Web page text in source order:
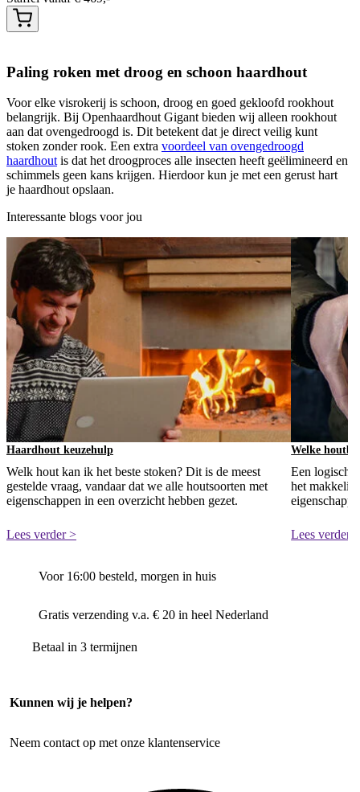
Paling roken met droog en schoon haardhout
Voor elke visrokerij is schoon, droog en goed gekloofd rookhout
belangrijk. Bij Openhaardhout Gigant bieden wij alleen rookhout
aan dat ovengedroogd is. Dit betekent dat je direct veilig kunt
stoken zonder rook. Een extra voordeel van ovengedroogd
haardhoutis dat het droogproces alle insecten heeft geëlimineerd en
schimmels geen kans krijgen. Hierdoor kun je met een gerust hart
je haardhout opslaan.
Interessante blogs voor jou
Haardhout keuzehulp
Welk hout kan ik het beste stoken? Dit is de meest
gestelde vraag, vandaar dat we alle houtsoorten met
eigenschappen in een overzicht hebben gezet.
Lees verder >
Welke
Een logische
het
Lees verder
Voor 16:00 besteld, morgen in huis
Gratis verzending v.a. € 20 in heel Nederland
Betaal in 3 termijnen
Kunnen wij je helpen?
Neem contact op met onze klantenservice